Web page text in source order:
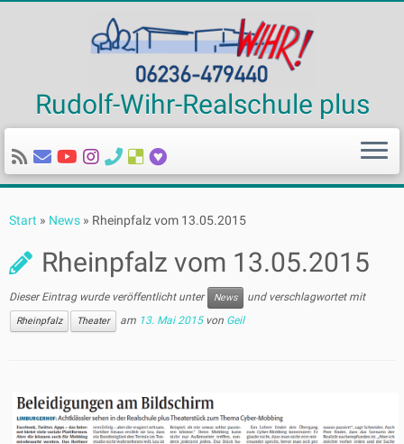
Inhalt
Rudolf-Wihr-Realschule plus
Start » News » Rheinpfalz vom 13.05.2015
Rheinpfalz vom 13.05.2015
Dieser Eintrag wurde veröffentlicht unter News und verschlagwortet mit
Rheinpfalz Theater am 13. Mai 2015 von Geil